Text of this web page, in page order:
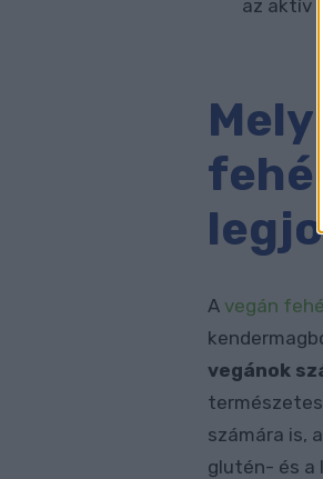
az aktív
A vegán
vegánok
számára is,
glutén- és a